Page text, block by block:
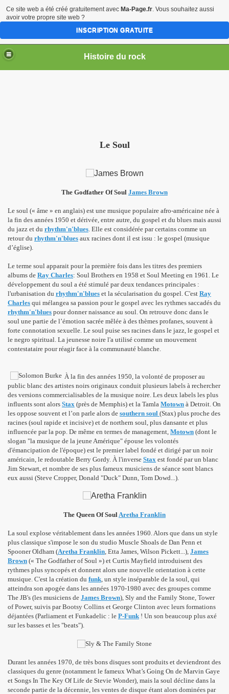
Histoire du rock
Le Soul
The Godfather Of Soul James Brown
Le soul (« âme » en anglais) est une musique populaire afro-américaine née à
la fin des années 1950 et dérivée, entre autre, du gospel et du blues mais aussi
du jazz et du rhythm'n'blues. Elle est considérée par certains comme un
retour du rhythm'n'blues aux racines dont il est issu : le gospel (musique
d’église).
Le terme soul apparait pour la première fois dans les titres des premiers
albums de Ray Charles: Soul Brothers en 1958 et Soul Meeting en 1961. Le
développement du soul a été stimulé par deux tendances principales :
l'urbanisation du rhythm'n'blues et la sécularisation du gospel. C'est Ray
Charles qui mélangea sa passion pour le gospel avec les rythmes saccadés du
rhythm'n'blues pour donner naissance au soul. On retrouve donc dans le
soul une partie de l’émotion sacrée mêlée à des thèmes profanes, souvent à
forte connotation sexuelle. Le soul puise ses racines dans le jazz, le gospel et
le negro spiritual. La jeunesse noire l'a utilisé comme un mouvement
contestataire pour réagir face à la communauté blanche.
À la fin des années 1950, la volonté de proposer au
public blanc des artistes noirs originaux conduit plusieurs labels à rechercher
des versions commercialisables de la musique noire. Les deux labels les plus
influents sont alors Stax (près de Memphis) et la Tamla Motown à Detroit. On
les oppose souvent et l’on parle alors de southern soul (Stax) plus proche des
racines (soul rapide et incisive) et de northern soul, plus dansante et plus
influencée par la pop. De même en termes de management, Motown (dont le
slogan "la musique de la jeune Amérique" épouse les volontés
d'émancipation de l'époque) est le premier label fondé et dirigé par un noir
américain, le redoutable Berry Gordy. À l'inverse Stax est fondé par un blanc
Jim Stewart, et nombre de ses plus fameux musiciens de séance sont blancs
eux aussi (Steve Cropper, Donald "Duck" Dunn, Tom Dowd...).
The Queen Of SoulAretha Franklin
La soul explose véritablement dans les années 1960. Alors que dans un style
plus classique s'impose le son du studio Muscle Shoals de Dan Penn et
Spooner Oldham (Aretha Franklin, Etta James, Wilson Pickett...), James
Brown (« The Godfather of Soul ») et Curtis Mayfield introduisent des
rythmes plus syncopés et donnent alors une nouvelle orientation à cette
musique. C'est la création du funk, un style inséparable de la soul, qui
atteindra son apogée dans les années 1970-1980 avec des groupes comme
The JB's (les musiciens de James Brown), Sly and the Family Stone, Tower
of Power, suivis par Bootsy Collins et George Clinton avec leurs formations
déjantées (Parliament et Funkadelic : le P-Funk ! Un son beaucoup plus axé
sur les basses et les "beats").
Durant les années 1970, de très bons disques sont produits et deviendront des
classiques du genre (notamment le fameux What’s Going On de Marvin Gaye
et Songs In The Key Of Life de Stevie Wonder), mais la soul décline dans la
seconde partie de la décennie, les ventes de disque étant alors dominées par
Ce site web a été créé gratuitement avec Ma-Page.fr. Vous souhaitez aussi
avoir votre propre site web ?
INSCRIPTION GRATUITE